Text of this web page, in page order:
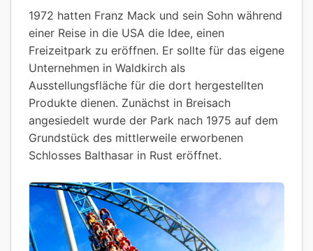
1972 hatten Franz Mack und sein Sohn während
einer Reise in die USA die Idee, einen
Freizeitpark zu eröffnen. Er sollte für das eigene
Unternehmen in Waldkirch als
Ausstellungsfläche für die dort hergestellten
Produkte dienen. Zunächst in Breisach
angesiedelt wurde der Park nach 1975 auf dem
Grundstück des mittlerweile erworbenen
Schlosses Balthasar in Rust eröffnet.